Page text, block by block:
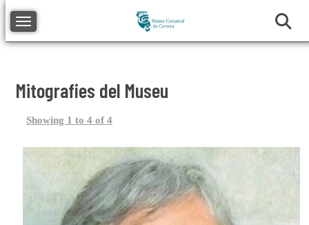
Toggle navigation
Mitografies del Museu
Showing 1 to 4 of 4